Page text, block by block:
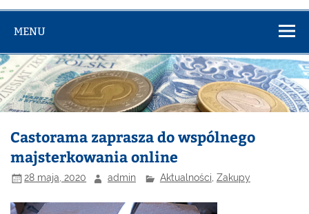
MENU
Castorama zaprasza do wspólnego
majsterkowania online
28 maja, 2020 admin Aktualności, Zakupy